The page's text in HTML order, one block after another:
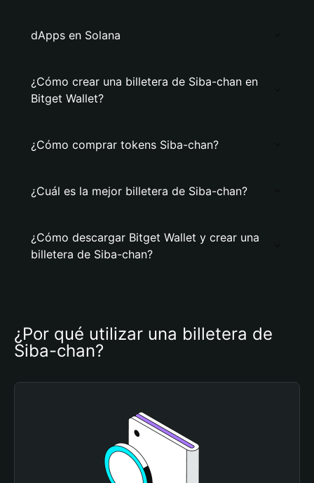
dApps en Solana
¿Cómo crear una billetera de Siba-chan en
Bitget Wallet?
¿Cómo comprar tokens Siba-chan?
¿Cuál es la mejor billetera de Siba-chan?
¿Cómo descargar Bitget Wallet y crear una
billetera de Siba-chan?
¿Por qué utilizar una billetera de
Siba-chan?